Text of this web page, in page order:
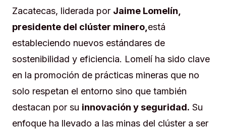
Zacatecas, liderada por Jaime Lomelín,
presidente del clúster minero, está
estableciendo nuevos estándares de
sostenibilidad y eficiencia. Lomelí ha sido clave
en la promoción de prácticas mineras que no
solo respetan el entorno sino que también
destacan por su innovación y seguridad. Su
enfoque ha llevado a las minas del clúster a ser